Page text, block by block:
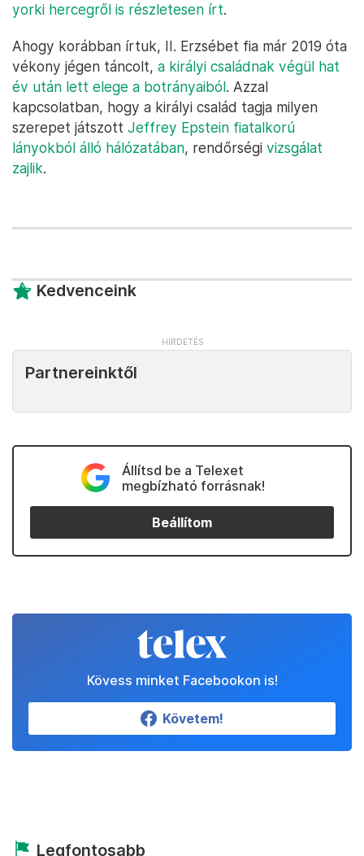
yorki hercegről is részletesen írt.
Ahogy korábban írtuk, II. Erzsébet fia már 2019 óta
vékony jégen táncolt, a királyi családnak végül hat
év után lett elege a botrányaiból. Azzal
kapcsolatban, hogy a királyi család tagja milyen
szerepet játszott Jeffrey Epstein fiatalkorú
lányokból álló hálózatában, rendőrségi vizsgálat
zajlik.
Kedvenceink
Partnereinktől
Állítsd be a Telexet
megbízható forrásnak!
Beállítom
Kövess minket Facebookon is!
Követem!
Legfontosabb